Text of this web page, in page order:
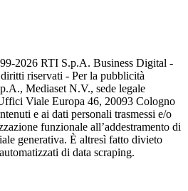
2026 RTI S.p.A. Business Digital -
riservati - Per la pubblicità
Mediaset N.V., sede legale
Viale Europa 46, 20093 Cologno
e ai dati personali trasmessi e/o
funzionale all’addestramento di
generativa. È altresì fatto divieto
di data scraping.